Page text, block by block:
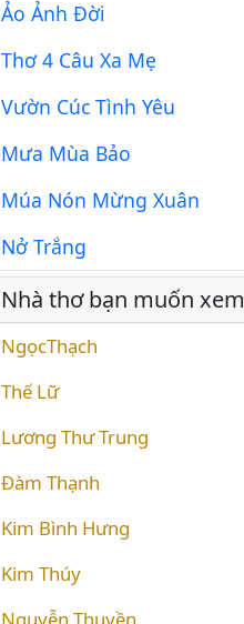
Ảo Ảnh Đời
Thơ 4 Câu Xa Mẹ
Vườn Cúc Tình Yêu
Mưa Mùa Bảo
Múa Nón Mừng Xuân
Nở Trắng
Nhà thơ bạn muốn xem
NgọcThạch
Thế Lữ
Lương Thư Trung
Đàm Thạnh
Kim Bình Hưng
Kim Thúy